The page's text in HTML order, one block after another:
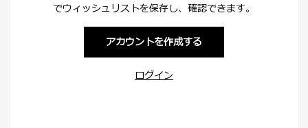
でウィッシュリストを保存し、確認できます。
アカウントを作成する
ログイン